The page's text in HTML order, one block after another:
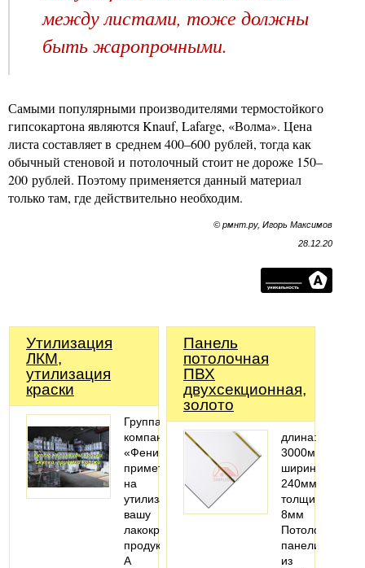
между листами, тоже должны
быть жаропрочными.
Самыми популярными производителями термостойкого
гипсокартона являются Knauf, Lafarge, «Волма». Цена
листа составляет в среднем 400–600 рублей, тогда как
обычный стеновой и потолочный стоит не дороже 150–
200 рублей. Поэтому применяется данный материал
только там, где действительно необходим.
© рмнт.ру, Игорь Максимов
28.12.20
Утилизация
ЛКМ,
утилизация
краски
Группа
компаний
«Феникс»
примет
на
утилизацию
вашу
лакокрасочную
продукцию.
А
Панель
потолочная
ПВХ
двухсекционная,
золото
длина:
3000мм;
ширина:
240мм;
толщина:
8мм
Потолочные
панели
из